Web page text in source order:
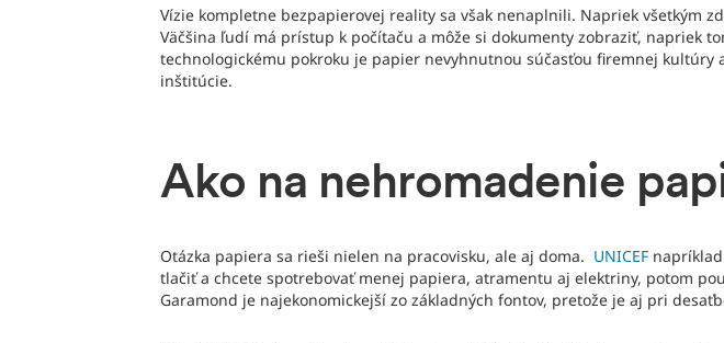
Vízie kompletne bezpapierovej reality sa však nenaplnili. Napriek všetkým
Väčšina ľudí má prístup k počítaču a môže si dokumenty zobraziť, napriek
technologickému pokroku je papier nevyhnutnou súčasťou firemnej
inštitúcie.
Ako na nehromadenie
Otázka papiera sa rieši nielen na pracovisku, ale aj doma. UNICEF
tlačiť a chcete spotrebovať menej papiera, atramentu aj elektriny, potom
Garamond je najekonomickejší zo základných fontov, pretože je aj pri